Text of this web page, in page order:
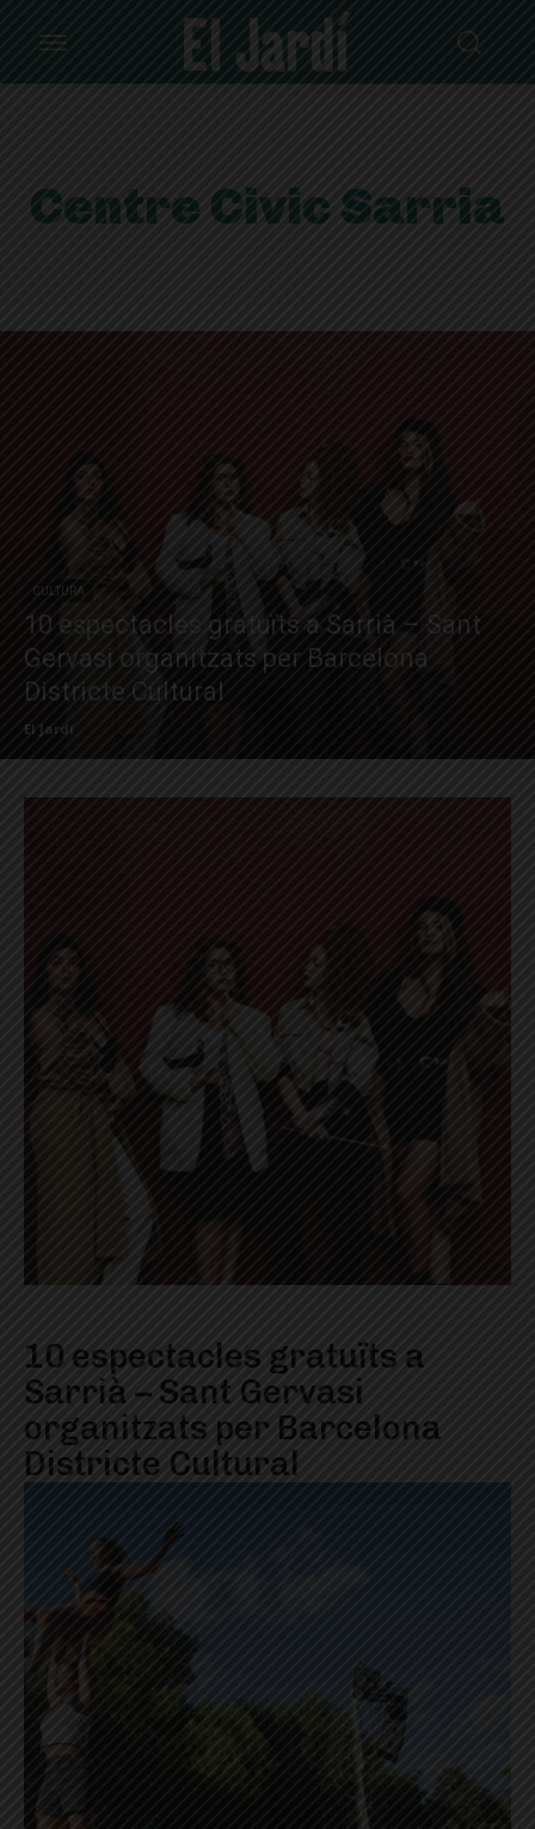
Centre Civic Sarria
CULTURA
10 espectacles gratuïts a Sarrià – Sant
Gervasi organitzats per Barcelona
Districte Cultural
El Jardí
10 espectacles gratuïts a
Sarrià – Sant Gervasi
organitzats per Barcelona
Districte Cultural